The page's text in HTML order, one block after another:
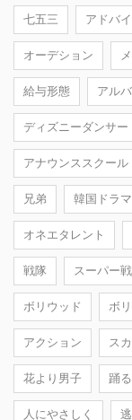
七五三 アドバ
オーデション
給与形態 アル
ディズニーダンサー
アナウンススクール
兄弟 韓国ドラマ
オネエタレント
戦隊 スーパー
ボリウッド ボ
アクション ス
花より男子 踊
人にやさしく